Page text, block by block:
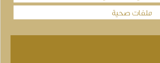
ملفات صحية